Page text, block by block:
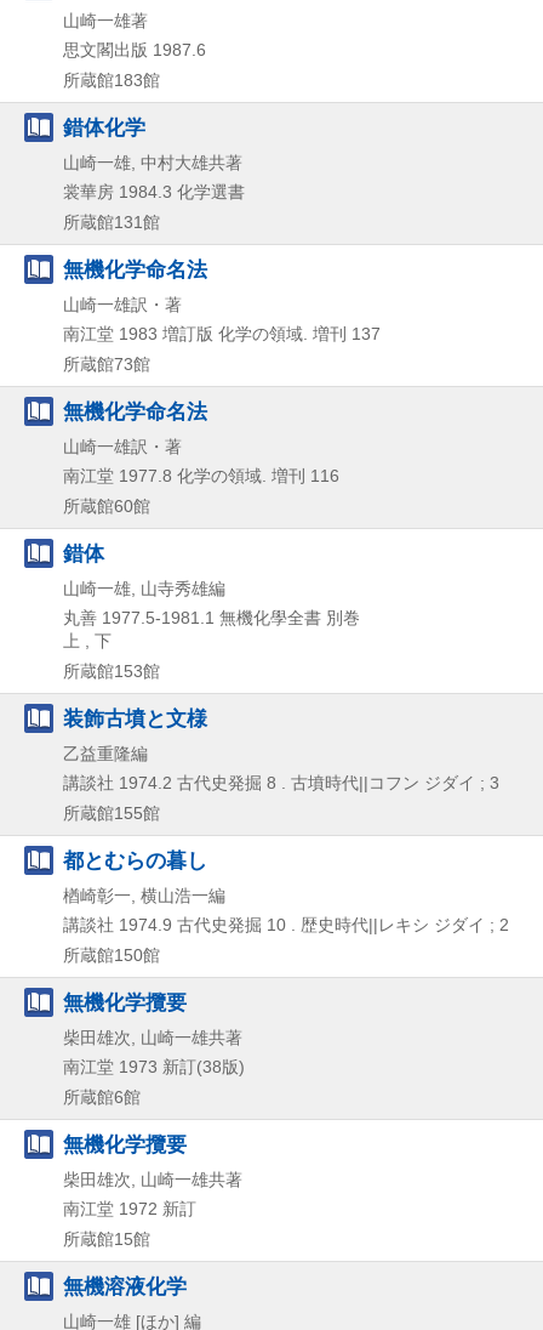
山崎一雄著
思文閣出版 1987.6
所蔵館183館
錯体化学
山崎一雄, 中村大雄共著
裳華房 1984.3 化学選書
所蔵館131館
無機化学命名法
山崎一雄訳・著
南江堂 1983 増訂版 化学の領域. 増刊 137
所蔵館73館
無機化学命名法
山崎一雄訳・著
南江堂 1977.8 化学の領域. 増刊 116
所蔵館60館
錯体
山崎一雄, 山寺秀雄編
丸善 1977.5-1981.1 無機化學全書 別巻
上 , 下
所蔵館153館
装飾古墳と文様
乙益重隆編
講談社 1974.2 古代史発掘 8 . 古墳時代||コフン ジダイ ; 3
所蔵館155館
都とむらの暮し
楢崎彰一, 横山浩一編
講談社 1974.9 古代史発掘 10 . 歴史時代||レキシ ジダイ ; 2
所蔵館150館
無機化学攬要
柴田雄次, 山崎一雄共著
南江堂 1973 新訂(38版)
所蔵館6館
無機化学攬要
柴田雄次, 山崎一雄共著
南江堂 1972 新訂
所蔵館15館
無機溶液化学
山崎一雄 [ほか] 編